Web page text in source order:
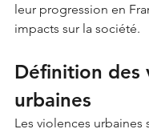
leur progression en
impacts sur la société.
Définition des
urbaines
Les violences urbaines